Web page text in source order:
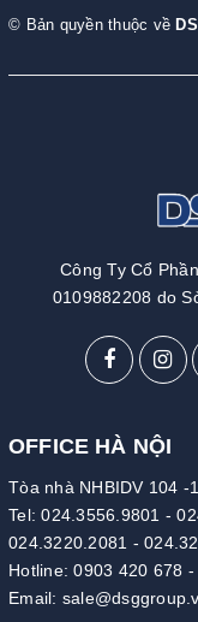
© Bản quyền thuộc về
Công Ty Cổ
0109882208 do
OFFICE HÀ NỘI
Tòa nhà NHBIDV 104 -
Tel:024.3556.9801 -
024.3220.2081 -
Hotline:0903 420 678 -
Email: